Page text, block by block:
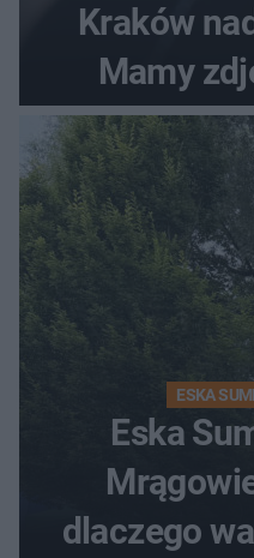
Kraków
Mamy
ESKA
Eska
dlaczego